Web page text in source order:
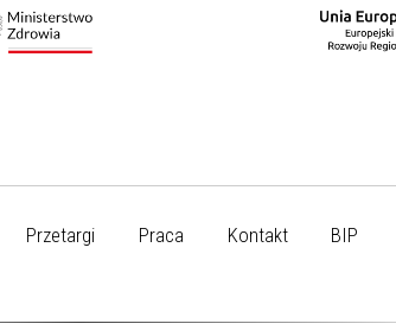
Przetargi Praca Kontakt BIP